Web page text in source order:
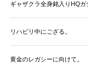
ギャザクラ全身銘入りHQガ
リハビリ中にござる。
黄金のレガシーに向けて。